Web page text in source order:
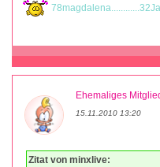
Ehemaliges
15.11.2010 13:20
Zitat von minxlive: